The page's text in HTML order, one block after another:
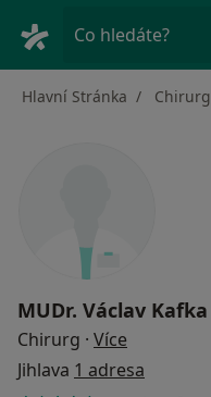
Co hledáte?
Hlavní Stránka Chirurg
MUDr. Václav Kafka
Chirurg · Více
Jihlava 1 adresa